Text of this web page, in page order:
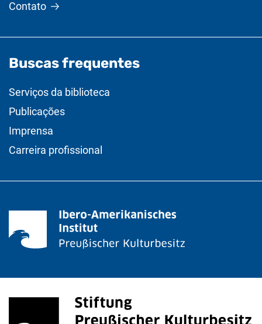
Contato
Buscas frequentes
Serviços da biblioteca
Publicações
Imprensa
Carreira profissional
<span lang="de">Stiftung Preußischer Kulturbesitz</
(link externo, abre uma nova janela)